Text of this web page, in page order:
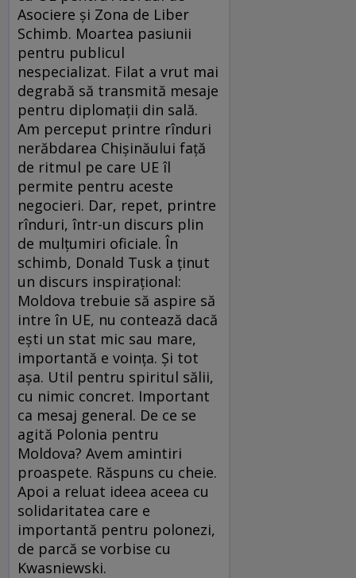
Asociere şi Zona de Liber
Schimb. Moartea pasiunii
pentru publicul
nespecializat. Filat a vrut mai
degrabă să transmită mesaje
pentru diplomaţii din sală.
Am perceput printre rînduri
nerăbdarea Chişinăului faţă
de ritmul pe care UE îl
permite pentru aceste
negocieri. Dar, repet, printre
rînduri, într-un discurs plin
de mulţumiri oficiale. În
schimb, Donald Tusk a ţinut
un discurs inspiraţional:
Moldova trebuie să aspire să
intre în UE, nu contează dacă
eşti un stat mic sau mare,
importantă e voinţa. Şi tot
aşa. Util pentru spiritul sălii,
cu nimic concret. Important
ca mesaj general. De ce se
agită Polonia pentru
Moldova? Avem amintiri
proaspete. Răspuns cu cheie.
Apoi a reluat ideea aceea cu
solidaritatea care e
importantă pentru polonezi,
de parcă se vorbise cu
Kwasniewski.